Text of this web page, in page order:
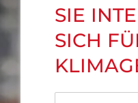
SIE
SICH